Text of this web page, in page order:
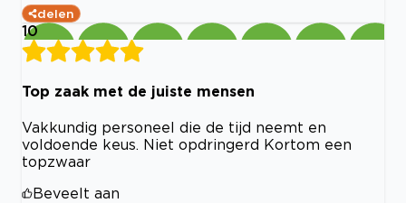
delen
10
Top zaak met de juiste mensen
Vakkundig personeel die de tijd neemt en
voldoende keus. Niet opdringerd Kortom een
topzwaar
Beveelt aan